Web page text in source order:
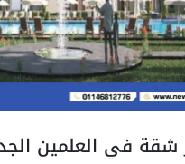
في العلمين